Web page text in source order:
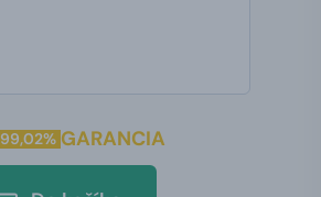
99,02% GARANCIA